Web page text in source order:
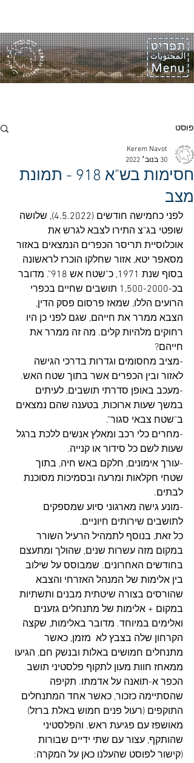
פוסט
חסימות בש"א 918 - תמונת
מצב
Kerem Navot
30 בנוב׳ 2022
לפני כחמישה חודשים (4.5.2022), שלושה
שופטי בג"צ התירו לצבא לגרש את
אוכלוסיית תריסר הכפרים הנמצאים באזור
מסאפר יטא, אזור שחלקו הוכרז לראשונה
בסוף שנת 1971, כ"שטח אש 918". מדובר
בכ-1,500-2000 תושבים שחיים בכפרי
הרועים הללו, שמאז פרסום פסק הדין,
הצבא ממרר את חייהם, שגם לפני כן היו
רחוקים מלהיות קלים. מה זה ממרר את
חייהם?
-מציב מחסומים וגדרות בדרכי הגישה
לאזור ובין הכפרים אשר בתוך שטח האש.
-מעכב באופן סדרתי תושבים, לעיתים
במשך שעות ארוכות, בטענה שהם נמצאים
ב"שטח צבאי סגור".
-מחרים כלי רכב ומאלץ אנשים ללכת ברגל
שעות לשם כל סידור או קנייה.
-עורך אימונים, חלקם באש חיה, בתוך
שטחי חקלאות ומרעה ובסמיכות מסוכנת
לבתים.
-מונע גישה מארגוני סיוע שמספקים
לתושבים שירותים חיוניים.
כל זאת, בנוסף לתמהיל הרעיל השורר
במקום מזה עשרות שנים, שהולך ומתעצם
בחודשים האחרונים. שמבוסס על שילוב
בין אלימות של המנהל האזרחי והצבא
שהורסים בצורה שיטתית מבנים ותשתיות
במקום + אלימות של מתנחלים גזענים
ואלימים במיוחד. מדובר באלימות, שקצה
הקרחון שלה בצבץ לא  מזמן, כאשר
מתנחלים חמושים באלות ובנשק חם, הגיעו
ממאחז חוות מעון לתקוף פלסטיני תושב
הכפר א-תואנה על אדמתו. תקיפה
שהסתיימה כזכור, כאשר אחד המתנחלים
התוקפים (רעול פנים חמוש באלת ברזל)
מאושפז עם פגיעת ראש. והפלסטיני
שהותקף, עצור עם שתי ידיים שבורות
(קישור לפוסט שהעלנו כאן על המקרה: